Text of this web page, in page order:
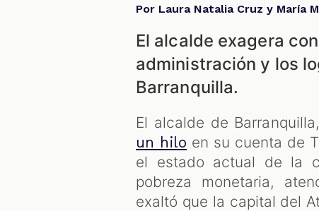
Por Laura Natalia Cruz y María
El alcalde exagera
administración y los
Barranquilla.
El alcalde de
un hilo en su cuenta de
el estado actual de la
pobreza monetaria,
exaltó que la capital del